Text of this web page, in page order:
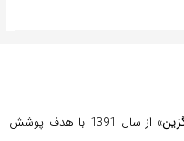
» از سال 1391 با هدف پوشش